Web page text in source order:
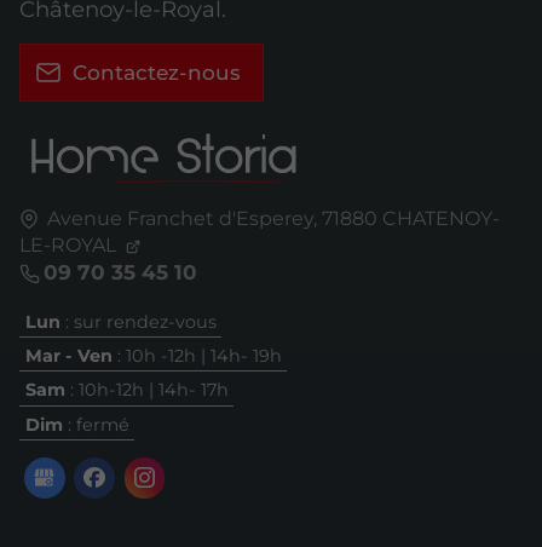
Avenue Franchet d'Esperey, 71880 CHATENOY-
LE-ROYAL
09 70 35 45 10
Lun : sur rendez-vous
Mar - Ven : 10h -12h | 14h- 19h
Sam : 10h-12h | 14h- 17h
Dim : fermé
Châtenoy-le-Royal.
Contactez-nous